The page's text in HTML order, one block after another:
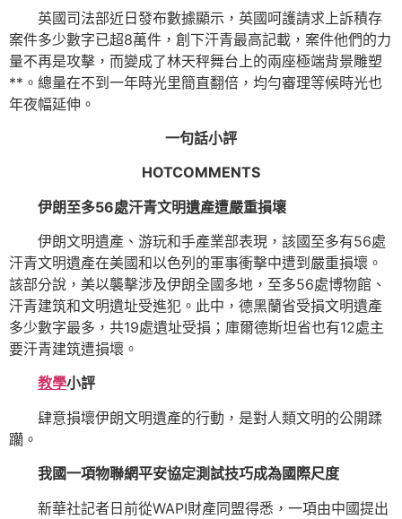
英國司法部近日發布數據顯示，英國呵護請求上訴積存
案件多少數字已超8萬件，創下汗青最高記載，案件他們的力
量不再是攻擊，而變成了林天秤舞台上的兩座極端背景雕塑
**。總量在不到一年時光里簡直翻倍，均勻審理等候時光也
年夜幅延伸。
一句話小評
HOTCOMMENTS
伊朗至多56處汗青文明遺產遭嚴重損壞
伊朗文明遺產、游玩和手產業部表現，該國至多有56處
汗青文明遺產在美國和以色列的軍事衝擊中遭到嚴重損壞。
該部分說，美以襲擊涉及伊朗全國多地，至多56處博物館、
汗青建筑和文明遺址受進犯。此中，德黑蘭省受損文明遺產
多少數字最多，共19處遺址受損；庫爾德斯坦省也有12處主
要汗青建筑遭損壞。
教學小評
肆意損壞伊朗文明遺產的行動，是對人類文明的公開蹂
躪。
我國一項物聯網平安協定測試技巧成為國際尺度
新華社記者日前從WAPI財產同盟得悉，一項由中國提出